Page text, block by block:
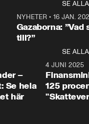
Rohwedder
Thand Ring
SE ALLA
NYHETER• 16 JAN.
Gazaborna:
till?”
SE ALLA
4:29
–
Se hela
här
4 JUNI 2025
125